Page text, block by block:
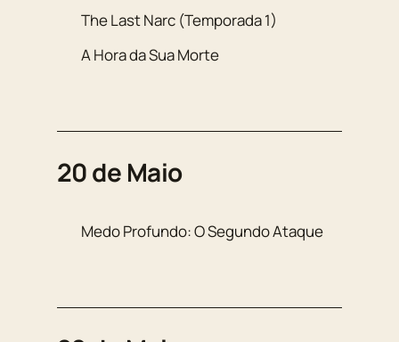
The Last Narc (Temporada 1)
A Hora da Sua Morte
20 de Maio
Medo Profundo: O Segundo Ataque